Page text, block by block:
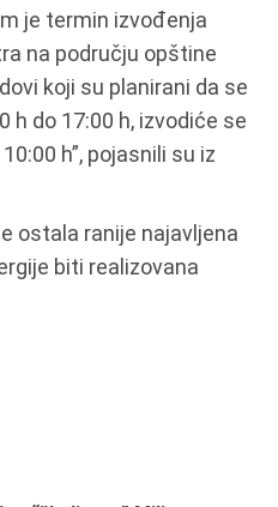
je termin izvođenja
na području opštine
koji su planirani da se
h do 17:00 h, izvodiće se
h”, pojasnili su iz
ostala ranije najavljena
biti realizovana